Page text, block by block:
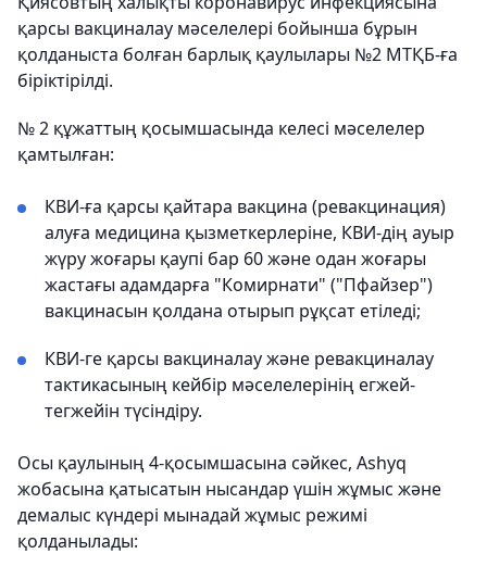
қарсы вакциналау мәселелері бойынша бұрын
қолданыста болған барлық қаулылары №2 МТҚБ-ға
біріктірілді.
№ 2 құжаттың қосымшасында келесі мәселелер
қамтылған:
КВИ-ға қарсы қайтара вакцина (ревакцинация)
алуға медицина қызметкерлеріне, КВИ-дің ауыр
жүру жоғары қаупі бар 60 және одан жоғары
жастағы адамдарға "Комирнати" ("Пфайзер")
вакцинасын қолдана отырып рұқсат етіледі;
КВИ-ге қарсы вакциналау және ревакциналау
тактикасының кейбір мәселелерінің егжей-
тегжейін түсіндіру.
Осы қаулының 4-қосымшасына сәйкес, Ashyq
жобасына қатысатын нысандар үшін жұмыс және
демалыс күндері мынадай жұмыс режимі
қолданылады: